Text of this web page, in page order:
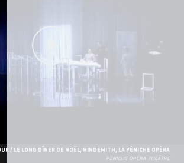
/ LE LONG DÎNER DE NOËL, HINDEMITH, LA PÉNICHE OPÉRA
PÉNICHE OPÉRA THÉÂTRE